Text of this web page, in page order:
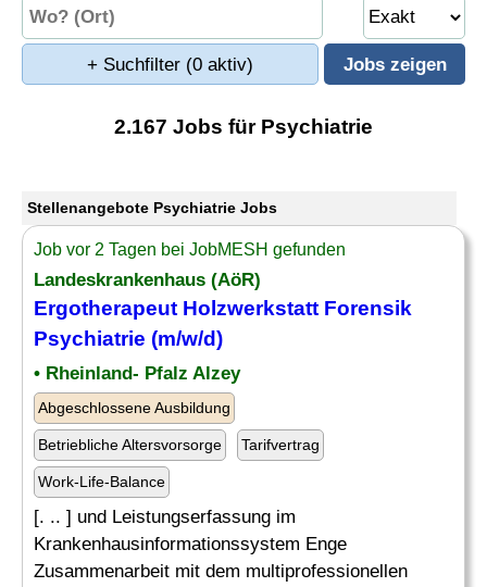
+ Suchfilter (0 aktiv)
2.167 Jobs für Psychiatrie
Stellenangebote Psychiatrie Jobs
Job vor 2 Tagen bei JobMESH gefunden
Landeskrankenhaus (AöR)
Ergotherapeut Holzwerkstatt Forensik
Psychiatrie (m/w/d)
• Rheinland- Pfalz Alzey
Abgeschlossene Ausbildung
Betriebliche Altersvorsorge Tarifvertrag
Work-Life-Balance
[. .. ] und Leistungserfassung im
Krankenhausinformationssystem Enge
Zusammenarbeit mit dem multiprofessionellen